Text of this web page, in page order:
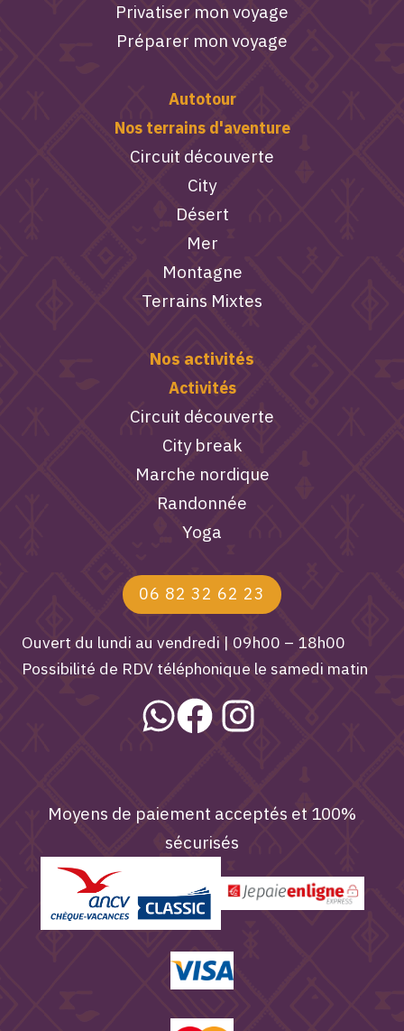
Privatiser mon voyage
Préparer mon voyage
Autotour
Nos terrains d'aventure
Circuit découverte
City
Désert
Mer
Montagne
Terrains Mixtes
Nos activités
Activités
Circuit découverte
City break
Marche nordique
Randonnée
Yoga
06 82 32 62 23
Ouvert du lundi au vendredi | 09h00 – 18h00
Possibilité de RDV téléphonique le samedi matin
Moyens de paiement acceptés et 100%
sécurisés